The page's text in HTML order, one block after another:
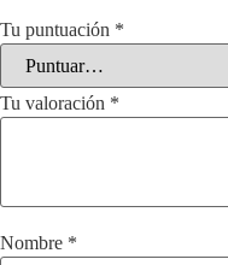
Tu puntuación *
Tu valoración *
Nombre *